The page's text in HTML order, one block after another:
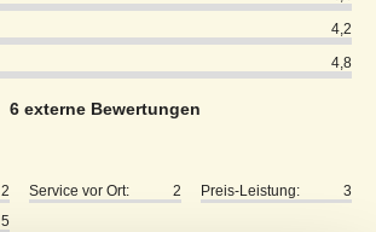
4,2
4,8
6 externe Bewertungen
2 Service vor Ort: 2 Preis-Leistung:
3
5